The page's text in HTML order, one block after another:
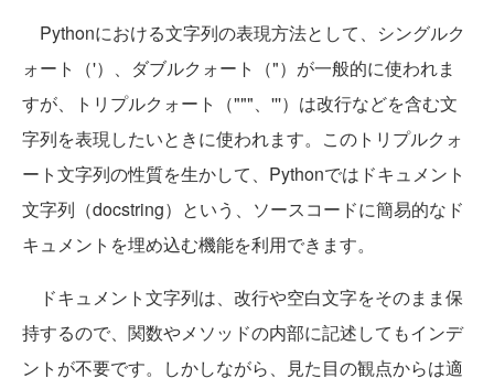
Pythonにおける文字列の表現方法として、シングルク
ォート（'）、ダブルクォート（"）が一般的に使われま
すが、トリプルクォート（"""、'''）は改行などを含む文
字列を表現したいときに使われます。このトリプルクォ
ート文字列の性質を生かして、Pythonではドキュメント
文字列（docstring）という、ソースコードに簡易的なド
キュメントを埋め込む機能を利用できます。
ドキュメント文字列は、改行や空白文字をそのまま保
持するので、関数やメソッドの内部に記述してもインデ
ントが不要です。しかしながら、見た目の観点からは適